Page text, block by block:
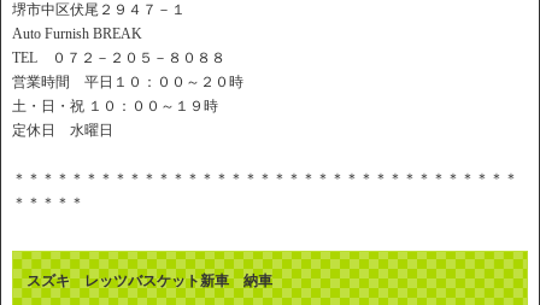
堺市中区伏尾２９４７－１
Auto Furnish BREAK
TEL ０７２－２０５－８０８８
営業時間 平日１０：００～２０時
土・日・祝 １０：００～１９時
定休日 水曜日
＊＊＊＊＊＊＊＊＊＊＊＊＊＊＊＊＊＊＊＊＊＊＊＊＊＊＊＊＊＊＊＊＊＊＊
＊＊＊＊＊
スズキ レッツバスケット新車 納車